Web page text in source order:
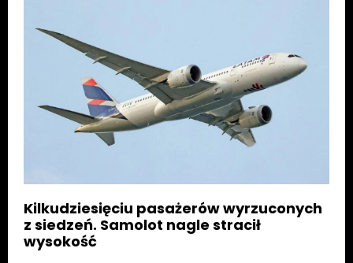
Kilkudziesięciu pasażerów wyrzuconych
z siedzeń. Samolot nagle stracił
wysokość